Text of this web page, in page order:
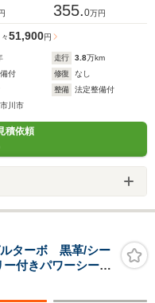
355.0万円
51,900円
走行 3.8万km
付 修復
なし
整備
法定整備付
川市
積依頼
ターボ 黒革/シー
付きパワーシート/
ラ/ワイヤレス充電/